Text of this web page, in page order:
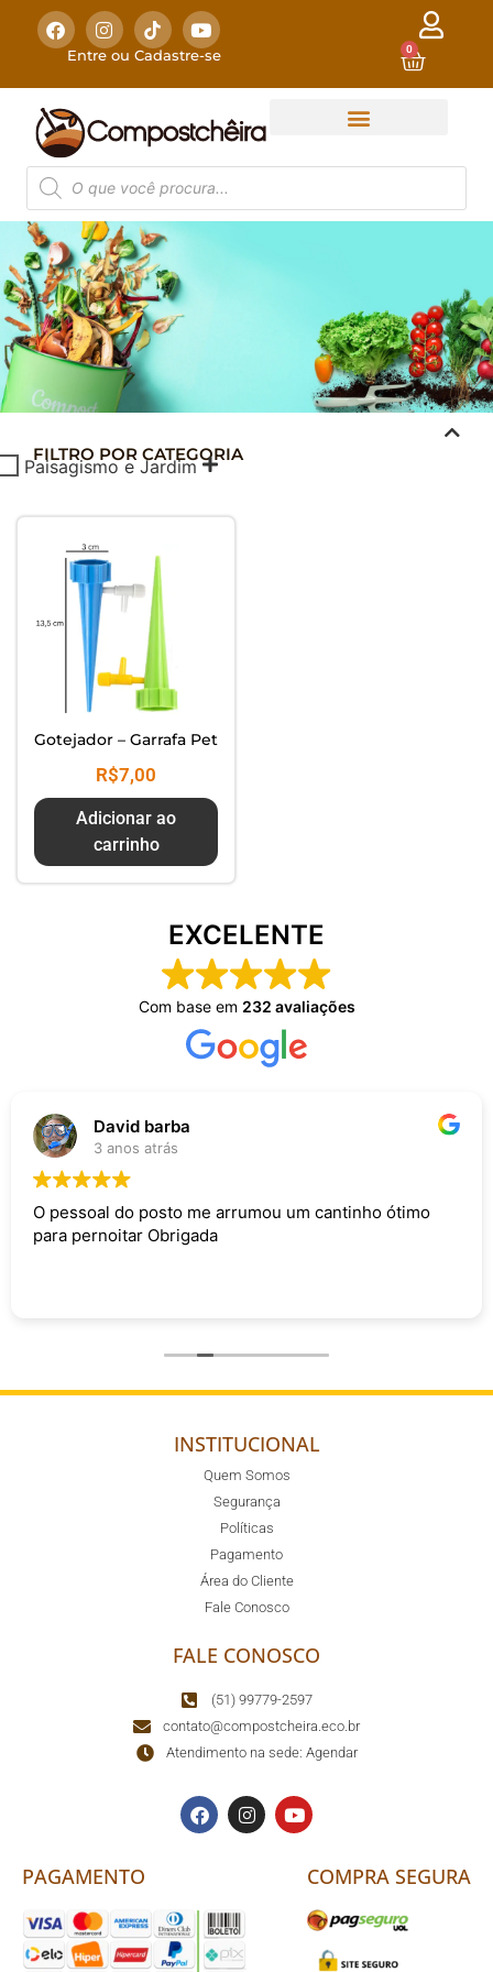
Entre ou Cadastre-se 0
COMPOSTAGEM
DOMÉSTICA
seu Jardim - Cuide do Planeta
FILTRO POR CATEGORIA
Paisagismo e Jardim
Gotejador – Garrafa Pet
R$7,00
Adicionar ao
carrinho
EXCELENTE
Com base em 232 avaliações
David barba
3 anos atrás
O pessoal do posto me arrumou um cantinho ótimo
para pernoitar Obrigada
INSTITUCIONAL
Quem Somos
Segurança
Políticas
Pagamento
Área do Cliente
Fale Conosco
FALE CONOSCO
(51) 99779-2597
contato@compostcheira.eco.br
Atendimento na sede: Agendar
PAGAMENTO COMPRA SEGURA